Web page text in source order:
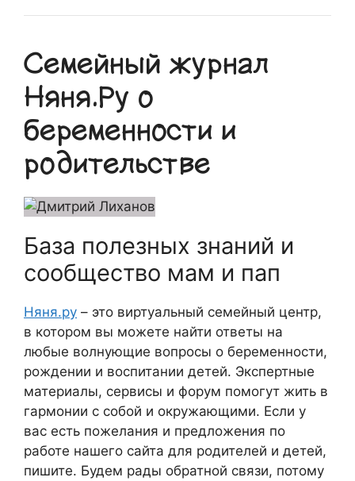
Семейный журнал
Няня.Ру о
беременности и
родительстве
База полезных знаний и
сообщество мам и пап
Няня.ру – это виртуальный семейный центр,
в котором вы можете найти ответы на
любые волнующие вопросы о беременности,
рождении и воспитании детей. Экспертные
материалы, сервисы и форум помогут жить в
гармонии с собой и окружающими. Если у
вас есть пожелания и предложения по
работе нашего сайта для родителей и детей,
пишите. Будем рады обратной связи, потому